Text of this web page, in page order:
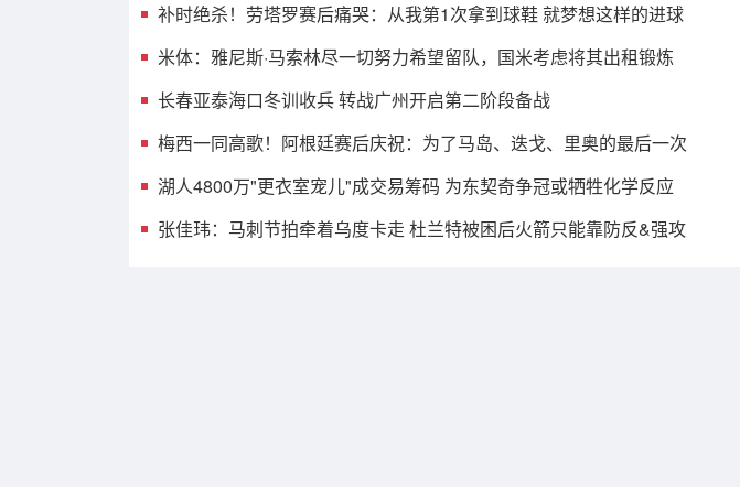
补时绝杀！劳塔罗赛后痛哭：从我第1次拿到球鞋 就梦想这样的进球
米体：雅尼斯·马索林尽一切努力希望留队，国米考虑将其出租锻炼
长春亚泰海口冬训收兵 转战广州开启第二阶段备战
梅西一同高歌！阿根廷赛后庆祝：为了马岛、迭戈、里奥的最后一次
湖人4800万"更衣室宠儿"成交易筹码 为东契奇争冠或牺牲化学反应
张佳玮：马刺节拍牵着乌度卡走 杜兰特被困后火箭只能靠防反&强攻